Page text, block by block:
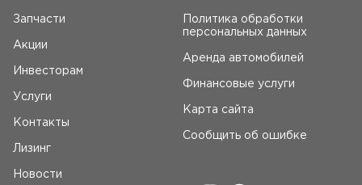
Запчасти
Акции
Инвесторам
Услуги
Контакты
Лизинг
Новости
Политика обработки
персональных данных
Аренда автомобилей
Финансовые услуги
Карта сайта
Сообщить об ошибке